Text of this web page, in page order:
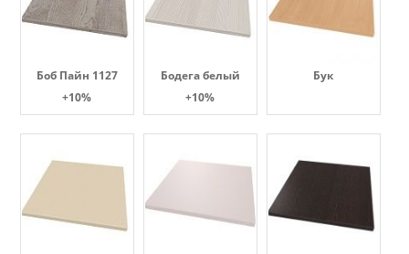
Боб Пайн 1127
+10%
Бодега белый
+10%
Бук